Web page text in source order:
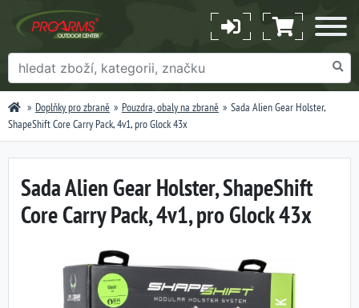
Doplňky pro zbraně Pouzdra, obaly na zbraně
Sada Alien Gear Holster,
ShapeShift Core Carry Pack, 4v1, pro Glock 43x
Sada Alien Gear Holster, ShapeShift
Core Carry Pack, 4v1, pro Glock 43x